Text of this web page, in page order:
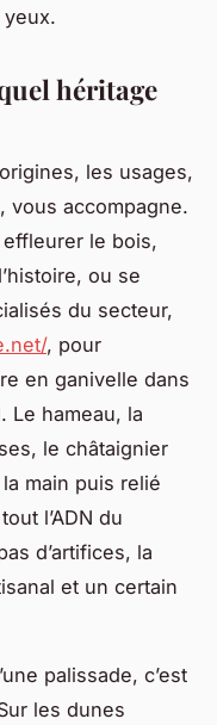
héritage
les usages,
vous accompagne.
le bois,
ou se
du secteur,
, pour
en ganivelle dans
Le hameau, la
le châtaignier
main puis relié
l’ADN du
d’artifices, la
et un certain
palissade, c’est
les dunes